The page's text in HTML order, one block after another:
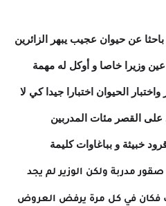
عن حيوان عجيب يبهر الزائرين
وزيرا خاصا و أوكل له مهمة
واختبار الحيوان اختبارا جيدا كي لا
على القصر مئات المدربين
خبيثة و بباغاوات كليمة
مدربة ولكن الوزير لم يجد
فكان في كل مرة يرفض العروض